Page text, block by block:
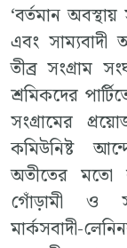
‘বর্তমান
এবং সাম্যবাদী
তীব্র সংগ্রাম
শ্রমিকদের
সংগ্রামের
কমিউনিষ্ট
অতীতের মতো
গোঁড়ামী ও
মার্কসবাদী-